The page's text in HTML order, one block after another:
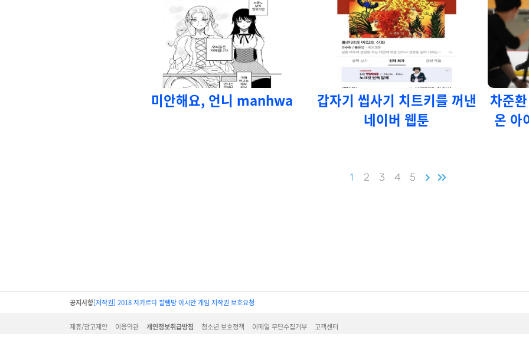
미안해요, 언니 manhwa
갑자기 씹사기 치트키를 꺼낸
네이버 웹툰
차준
온 아
1 2 3 4 5
공지사항[저작권] 2018 자카르타 팔렘방 아시안 게임 저작권 보호요청
제휴/광고제안 이용약관 개인정보취급방침 청소년 보호정책 이메일 무단수집거부
고객센터